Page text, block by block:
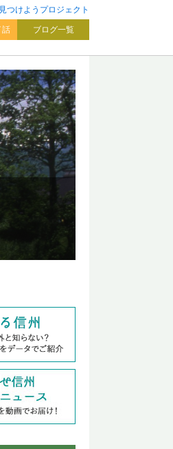
見つけようプロジェクト
話 ブログ一覧